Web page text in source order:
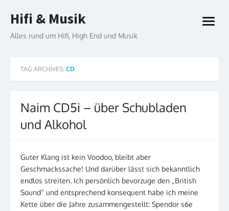
to
Hifi & Musik
Alles rund um Hifi, High End und Musik
open
TAG ARCHIVES: CD
Naim CD5i – über Schubladen
und Alkohol
Guter Klang ist kein Voodoo, bleibt aber
Geschmackssache! Und darüber lässt sich bekanntlich
endlos streiten. Ich persönlich bevorzuge den „British
Sound“ und entsprechend konsequent habe ich meine
Kette über die Jahre zusammengestellt: Spendor s6e